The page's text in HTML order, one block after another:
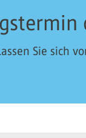
Sie sich